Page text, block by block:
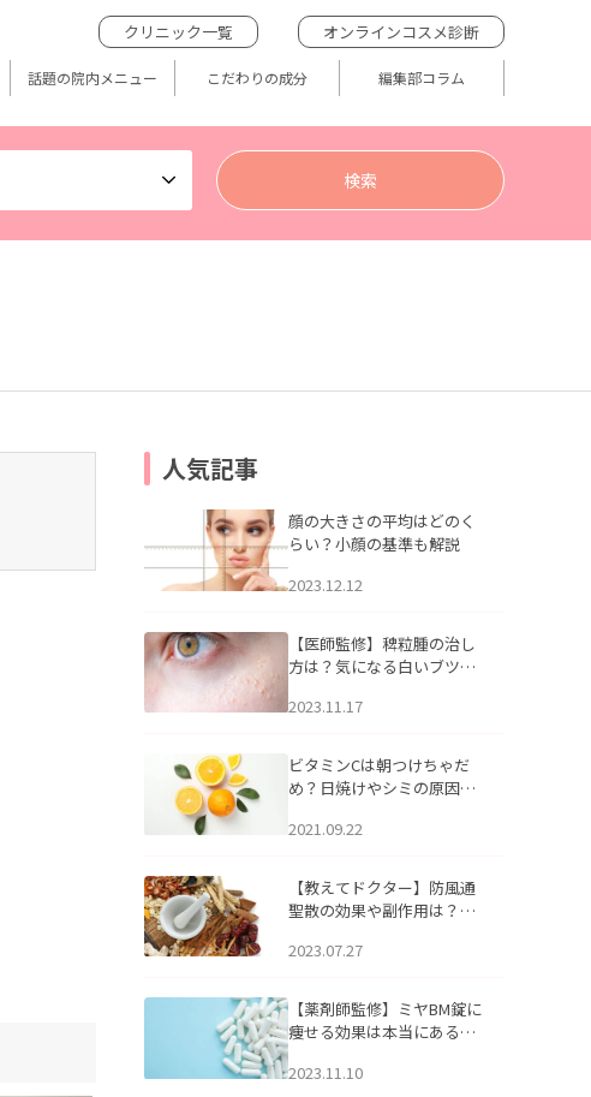
クリニック一覧 オンラインコスメ診断
話題の院内メニュー こだわりの成分 編集部コラム
人気記事
顔の大きさの平均はどのく
らい？小顔の基準も解説
2023.12.12
【医師監修】稗粒腫の治し
方は？気になる白いブツブ
アについて
2023.11.17
ビタミンCは朝つけちゃだ
め？日焼けやシミの原因に
2021.09.22
【教えてドクター】防風通
聖散の効果や副作用は？長
2023.07.27
【薬剤師監修】ミヤBM錠に
痩せる効果は本当にある
2023.11.10